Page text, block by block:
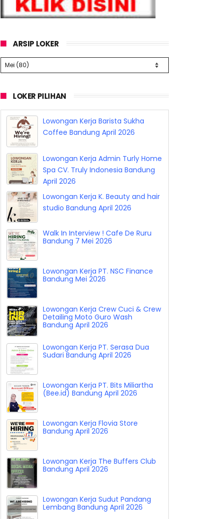
ARSIP LOKER
LOKER PILIHAN
Lowongan Kerja Barista Sukha
Coffee Bandung April 2026
Lowongan Kerja Admin Turly Home
Spa CV. Truly Indonesia Bandung
April 2026
Lowongan Kerja K. Beauty and hair
studio Bandung April 2026
Walk In Interview ! Cafe De Ruru
Bandung 7 Mei 2026
Lowongan Kerja PT. NSC Finance
Bandung Mei 2026
Lowongan Kerja Crew Cuci & Crew
Detailing Moto Guro Wash
Bandung April 2026
Lowongan Kerja PT. Serasa Dua
Sudari Bandung April 2026
Lowongan Kerja PT. Bits Miliartha
(Bee.id) Bandung April 2026
Lowongan Kerja Flovia Store
Bandung April 2026
Lowongan Kerja The Buffers Club
Bandung April 2026
Lowongan Kerja Sudut Pandang
Lembang Bandung April 2026